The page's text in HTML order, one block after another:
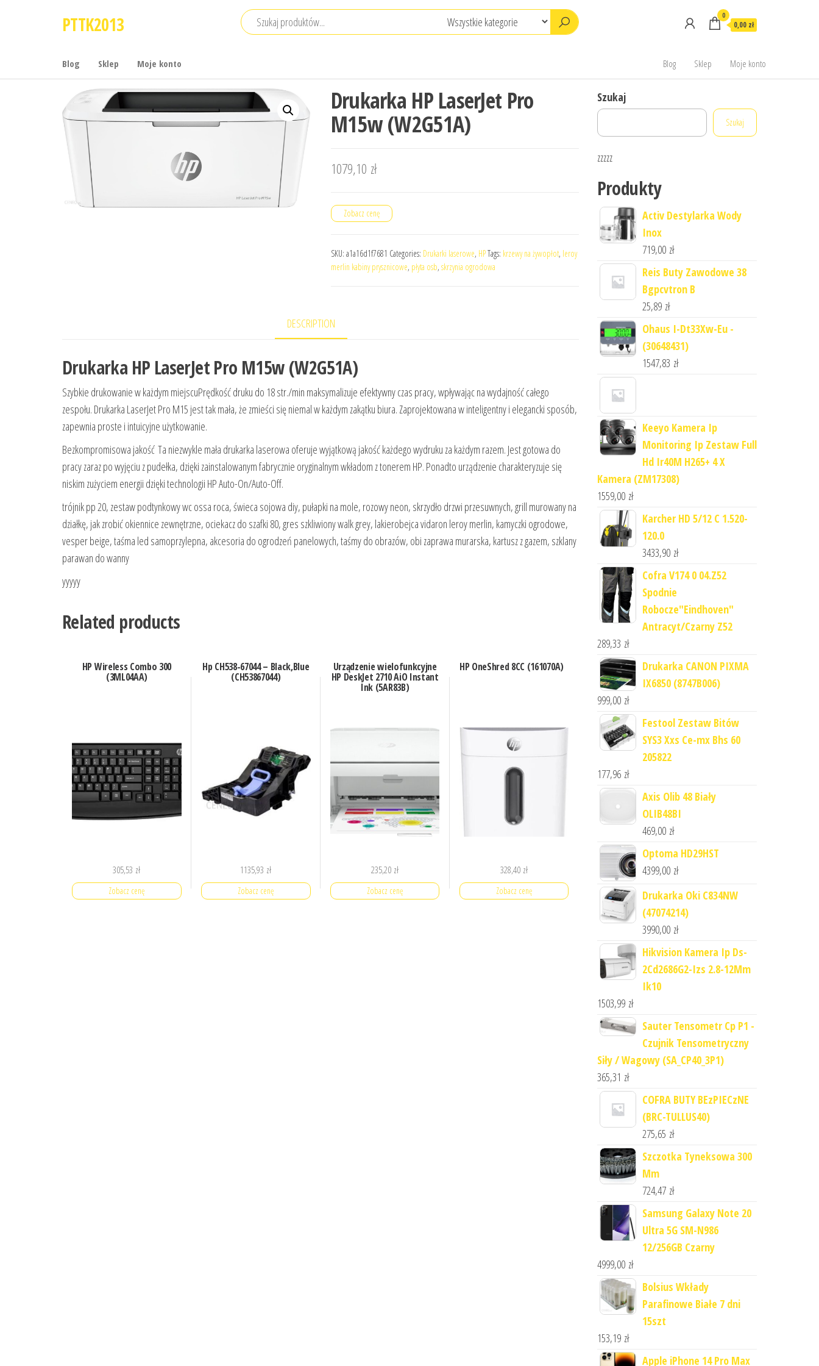
PTTK2013 0
0,00 zł
Blog Sklep Moje konto Blog Sklep Moje konto
Drukarka HP LaserJet Pro
M15w (W2G51A)
1079,10 zł
Zobacz cenę
SKU: a1a16d1f7681 Categories: Drukarki laserowe, HPTags: krzewy na żywopłot, leroy
merlin kabiny prysznicowe, płyta osb, skrzynia ogrodowa
DESCRIPTION
Drukarka HP LaserJet Pro M15w (W2G51A)
Szybkie drukowanie w każdym miejscuPrędkość druku do 18 str./min maksymalizuje efektywny czas pracy, wpływając na wydajność całego
zespołu. Drukarka LaserJet Pro M15 jest tak mała, że zmieści się niemal w każdym zakątku biura. Zaprojektowana w inteligentny i elegancki sposób,
zapewnia proste i intuicyjne użytkowanie.
Bezkompromisowa jakość Ta niezwykle mała drukarka laserowa oferuje wyjątkową jakość każdego wydruku za każdym razem. Jest gotowa do
pracy zaraz po wyjęciu z pudełka, dzięki zainstalowanym fabrycznie oryginalnym wkładom z tonerem HP. Ponadto urządzenie charakteryzuje się
niskim zużyciem energii dzięki technologii HP Auto-On/Auto-Off.
trójnik pp 20, zestaw podtynkowy wc ossa roca, świeca sojowa diy, pułapki na mole, rozowy neon, skrzydło drzwi przesuwnych, grill murowany na
działkę, jak zrobić okiennice zewnętrzne, ociekacz do szafki 80, gres szkliwiony walk grey, lakierobejca vidaron leroy merlin, kamyczki ogrodowe,
vesper beige, taśma led samoprzylepna, akcesoria do ogrodzeń panelowych, taśmy do obrazów, obi zaprawa murarska, kartusz z gazem, szklany
parawan do wanny
yyyyy
Related products
HP Wireless Combo 300
(3ML04AA)
305,53 zł
Zobacz cenę
Hp CH538-67044 – Black,Blue
(CH53867044)
1135,93 zł
Zobacz cenę
Urządzenie wielofunkcyjne
HP DeskJet 2710 AiO Instant
Ink (5AR83B)
235,20 zł
Zobacz cenę
HP OneShred 8CC (161070A)
328,40 zł
Zobacz cenę
Szukaj
Szukaj
zzzzz
Produkty
Activ Destylarka Wody
Inox
719,00 zł
Reis Buty Zawodowe 38
Bgpcvtron B
25,89 zł
Ohaus I-Dt33Xw-Eu -
(30648431)
1547,83 zł
Keeyo Kamera Ip
Monitoring Ip Zestaw Full
Hd Ir40M H265+ 4 X
Kamera (ZM17308)
1559,00 zł
Karcher HD 5/12 C 1.520-
120.0
3433,90 zł
Cofra V174 0 04.Z52
Spodnie
Robocze"Eindhoven"
Antracyt/Czarny Z52
289,33 zł
Drukarka CANON PIXMA
IX6850 (8747B006)
999,00 zł
Festool Zestaw Bitów
SYS3 Xxs Ce-mx Bhs 60
205822
177,96 zł
Axis Olib 48 Biały
OLIB48BI
469,00 zł
Optoma HD29HST
4399,00 zł
Drukarka Oki C834NW
(47074214)
3990,00 zł
Hikvision Kamera Ip Ds-
2Cd2686G2-Izs 2.8-12Mm
Ik10
1503,99 zł
Sauter Tensometr Cp P1 -
Czujnik Tensometryczny
Siły / Wagowy (SA_CP40_3P1)
365,31 zł
COFRA BUTY BEzPIECzNE
(BRC-TULLUS40)
275,65 zł
Szczotka Tyneksowa 300
Mm
724,47 zł
Samsung Galaxy Note 20
Ultra 5G SM-N986
12/256GB Czarny
4999,00 zł
Bolsius Wkłady
Parafinowe Białe 7 dni
15szt
153,19 zł
Apple iPhone 14 Pro Max